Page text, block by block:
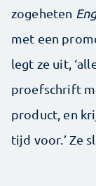
zogeheten
met een
legt ze uit,
proefschrift
product, en
tijd voor.’ Ze